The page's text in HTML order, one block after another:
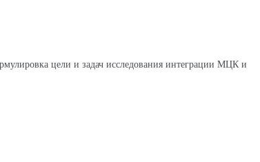
цели и задач исследования интеграции МЦК и